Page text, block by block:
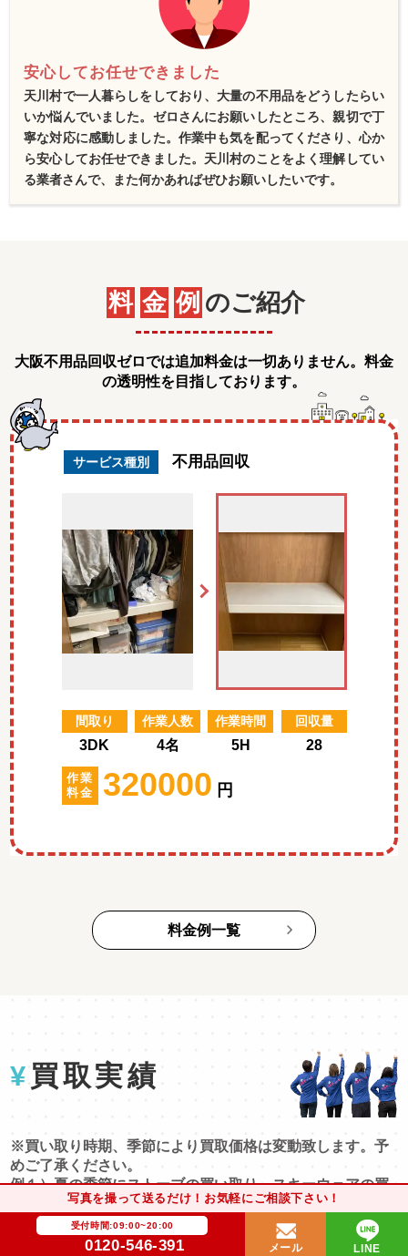
安心してお任せできました
天川村で一人暮らしをしており、大量の不用品をどうしたらい
いか悩んでいました。ゼロさんにお願いしたところ、親切で丁
寧な対応に感動しました。作業中も気を配ってくださり、心か
ら安心してお任せできました。天川村のことをよく理解してい
る業者さんで、また何かあればぜひお願いしたいです。
料 金 例 のご紹介
大阪不用品回収ゼロでは追加料金は一切ありません。料金
の透明性を目指しております。
サービス種別 不用品回収
間取り
3DK
作業人数
4名
作業時間
5H
回収量
28
作業
料金
320000 円
料金例一覧
¥ 買取実績
※買い取り時期、季節により買取価格は変動致します。予
めご了承ください。
例１）夏の季節にストーブの買い取り、スキーウェアの買
い取りなど。
例２）コロナの影響により海外貿易（海外リユース）の受
け入れ不可になってしまう。
写真を撮って送るだけ！お気軽にご相談下さい！
受付時間:09:00~20:00
0120-546-391 メール LINE